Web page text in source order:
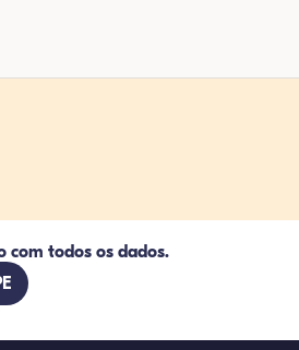
com todos os dados.